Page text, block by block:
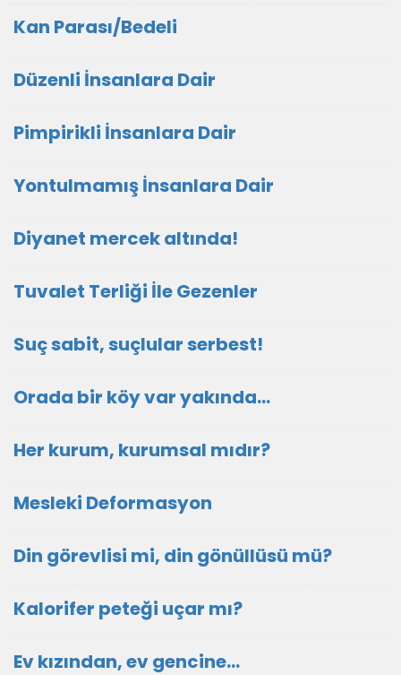
Kan Parası/Bedeli
Düzenli İnsanlara Dair
Pimpirikli İnsanlara Dair
Yontulmamış İnsanlara Dair
Diyanet mercek altında!
Tuvalet Terliği İle Gezenler
Suç sabit, suçlular serbest!
Orada bir köy var yakında...
Her kurum, kurumsal mıdır?
Mesleki Deformasyon
Din görevlisi mi, din gönüllüsü mü?
Kalorifer peteği uçar mı?
Ev kızından, ev gencine...